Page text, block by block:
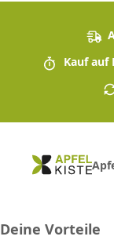
Kauf auf
Deine Vorteile